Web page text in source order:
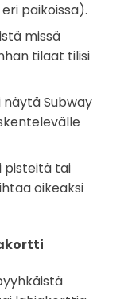
paikoissa).
missä
tilaat tilisi
näytä Subway
pisteitä tai
oikeaksi